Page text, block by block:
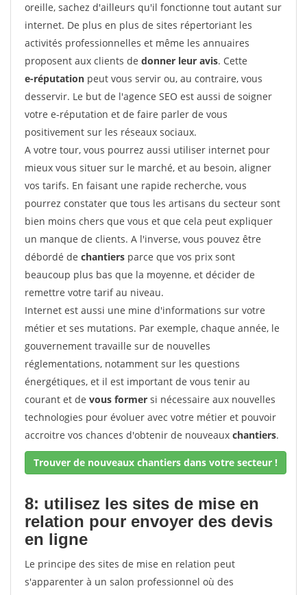
oreille, sachez d'ailleurs qu'il fonctionne tout autant sur
internet. De plus en plus de sites répertoriant les
activités professionnelles et même les annuaires
proposent aux clients de donner leur avis. Cette
e-réputation peut vous servir ou, au contraire, vous
desservir. Le but de l'agence SEO est aussi de soigner
votre e-réputation et de faire parler de vous
positivement sur les réseaux sociaux.
A votre tour, vous pourrez aussi utiliser internet pour
mieux vous situer sur le marché, et au besoin, aligner
vos tarifs. En faisant une rapide recherche, vous
pourrez constater que tous les artisans du secteur sont
bien moins chers que vous et que cela peut expliquer
un manque de clients. A l'inverse, vous pouvez être
débordé de chantiers parce que vos prix sont
beaucoup plus bas que la moyenne, et décider de
remettre votre tarif au niveau.
Internet est aussi une mine d'informations sur votre
métier et ses mutations. Par exemple, chaque année, le
gouvernement travaille sur de nouvelles
réglementations, notamment sur les questions
énergétiques, et il est important de vous tenir au
courant et de vous former si nécessaire aux nouvelles
technologies pour évoluer avec votre métier et pouvoir
accroitre vos chances d'obtenir de nouveaux chantiers.
Trouver de nouveaux chantiers dans votre secteur !
8: utilisez les sites de mise en
relation pour envoyer des devis
en ligne
Le principe des sites de mise en relation peut
s'apparenter à un salon professionnel où des